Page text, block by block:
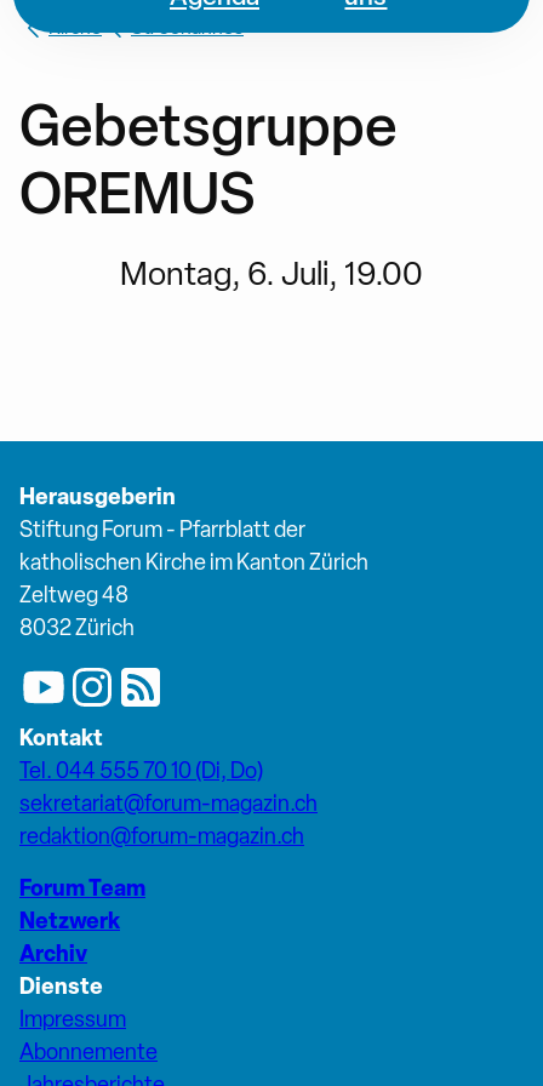
Kirche St. Johannes
Gebetsgruppe
OREMUS
Montag, 6. Juli, 19.00
Herausgeberin
Stiftung Forum - Pfarrblatt der
katholischen Kirche im Kanton Zürich
Zeltweg 48
8032 Zürich
Kontakt
Tel. 044 555 70 10 (Di, Do)
sekretariat@forum-magazin.ch
redaktion@forum-magazin.ch
Forum Team
Netzwerk
Archiv
Dienste
Impressum
Abonnemente